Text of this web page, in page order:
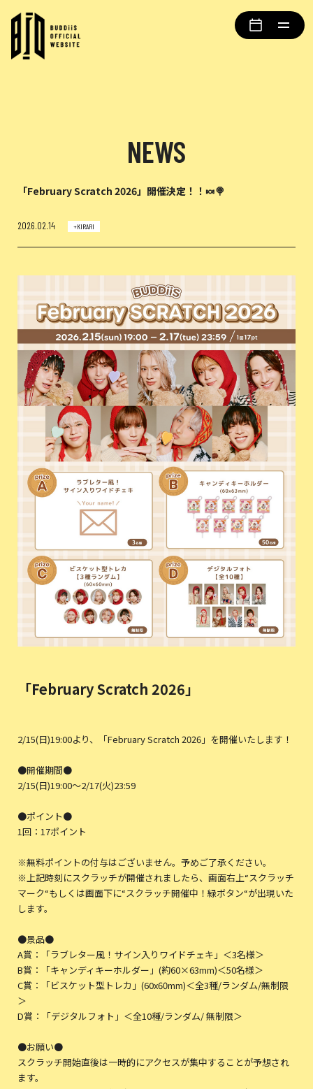
NEWS
「February Scratch 2026」開催決定！！🍬🍭
2026.02.14 +KIRARI
「February Scratch 2026」
2/15(日)19:00より、「February Scratch 2026」を開催いたします！
●開催期間●
2/15(日)19:00〜2/17(火)23:59
●ポイント●
1回：17ポイント
※無料ポイントの付与はございません。予めご了承ください。
※上記時刻にスクラッチが開催されましたら、画面右上“スクラッチ
マーク“もしくは画面下に“スクラッチ開催中！緑ボタン“が出現いた
します。
●景品●
A賞：「ラブレター風！サイン入りワイドチェキ」＜3名様＞
B賞：「キャンディキーホルダー」(約60×63mm)＜50名様＞
C賞：「ビスケット型トレカ」(60x60mm)＜全3種/ランダム/無制限
＞
D賞：「デジタルフォト」＜全10種/ランダム/ 無制限＞
●お願い●
スクラッチ開始直後は一時的にアクセスが集中することが予想され
ます。